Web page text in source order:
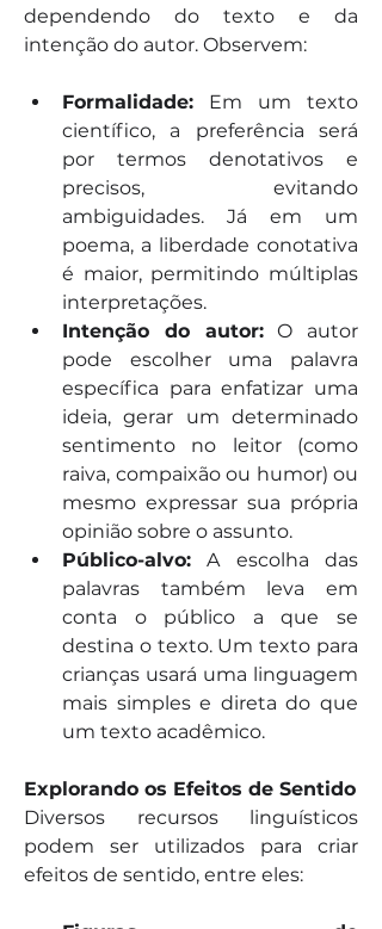
dependendo do texto e da
intenção do autor. Observem:
Formalidade: Em um texto
científico, a preferência será
por termos denotativos e
precisos, evitando
ambiguidades. Já em um
poema, a liberdade conotativa
é maior, permitindo múltiplas
interpretações.
Intenção do autor: O autor
pode escolher uma palavra
específica para enfatizar uma
ideia, gerar um determinado
sentimento no leitor (como
raiva, compaixão ou humor) ou
mesmo expressar sua própria
opinião sobre o assunto.
Público-alvo: A escolha das
palavras também leva em
conta o público a que se
destina o texto. Um texto para
crianças usará uma linguagem
mais simples e direta do que
um texto acadêmico.
Explorando os Efeitos de Sentido
Diversos recursos linguísticos
podem ser utilizados para criar
efeitos de sentido, entre eles: